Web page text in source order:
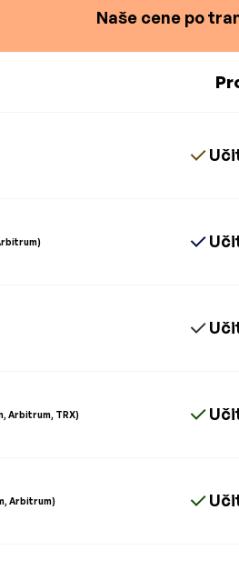
Naše cene po
Arbitrum, TRX)
Arbitrum)